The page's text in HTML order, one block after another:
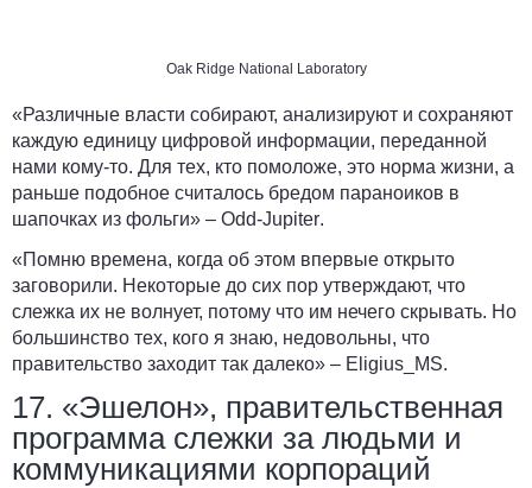
Oak Ridge National Laboratory
«Различные власти собирают, анализируют и сохраняют
каждую единицу цифровой информации, переданной
нами кому-то. Для тех, кто помоложе, это норма жизни, а
раньше подобное считалось бредом параноиков в
шапочках из фольги» – Odd-Jupiter.
«Помню времена, когда об этом впервые открыто
заговорили. Некоторые до сих пор утверждают, что
слежка их не волнует, потому что им нечего скрывать. Но
большинство тех, кого я знаю, недовольны, что
правительство заходит так далеко» – Eligius_MS.
17. «Эшелон», правительственная
программа слежки за людьми и
коммуникациями корпораций